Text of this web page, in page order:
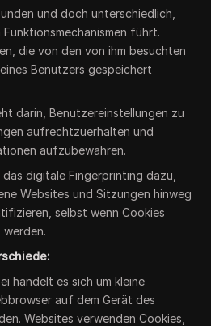
und doch unterschiedlich,
führt.
die von den von ihm besuchten
Benutzers gespeichert
darin, Benutzereinstellungen zu
aufrechtzuerhalten und
aufzubewahren.
digitale Fingerprinting dazu,
Websites und Sitzungen hinweg
selbst wenn Cookies
handelt es sich um kleine
auf dem Gerät des
Websites verwenden Cookies,